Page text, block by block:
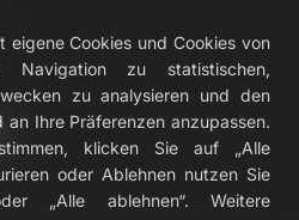
eigene Cookies und Cookies von
Navigation zu statistischen,
zu analysieren und den
Ihre Präferenzen anzupassen.
klicken Sie auf „Alle
oder Ablehnen nutzen Sie
„Alle ablehnen“. Weitere